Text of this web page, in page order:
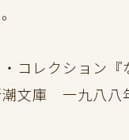
コレクション
潮文庫 一九八八